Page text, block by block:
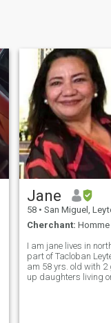
Jane
58 • San Miguel, Leyte,
Cherchant: Homme
I am jane lives in
part of Tacloban
am 58 yrs. old with 2
up daughters living